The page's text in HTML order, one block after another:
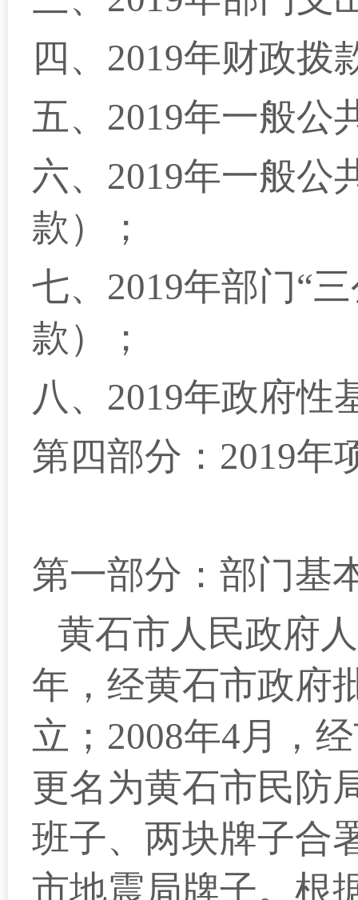
四、2019年财政拨
五、2019年一般公
六、2019年一般公
款）；
七、2019年部门“
款）；
八、2019年政府性
第四部分：2019年
第一部分：部门基
黄石市人民政府
年，经黄石市政府
立；2008年4月，
更名为黄石市民防
班子、两块牌子合
市地震局牌子。根